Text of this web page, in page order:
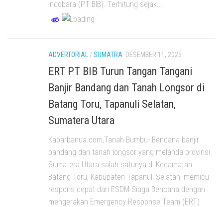
Indobara (PT BIB). Terhitung sejak...
ADVERTORIAL/SUMATRA DESEMBER 11, 2025
ERT PT BIB Turun Tangan Tangani
Banjir Bandang dan Tanah Longsor di
Batang Toru, Tapanuli Selatan,
Sumatera Utara
Kabarbanua.com,Tanah Bumbu- Bencana banjir
bandang dan tanah longsor yang melanda provinsi
Sumatera Utara salah satunya di Kecamatan
Batang Toru, Kabupaten Tapanuli Selatan, memicu
respons cepat dari ESDM Siaga Bencana dengan
mengerakan Emergency Response Team (ERT)